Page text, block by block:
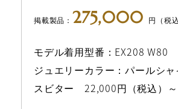
掲載製品： 275,000 円（税込
モデル着用型番：EX208 W80
ジュエリーカラー：パールシ
スビター 22,000円（税込）～